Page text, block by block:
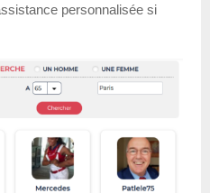
personnalisée si